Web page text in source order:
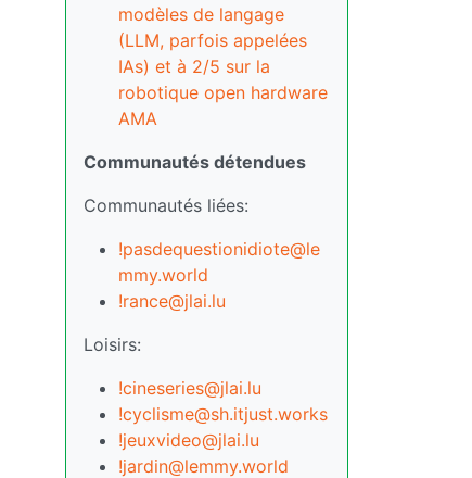
modèles de langage
(LLM, parfois appelées
IAs) et à 2/5 sur la
robotique open hardware
AMA
Communautés détendues
Communautés liées:
!pasdequestionidiote@le
mmy.world
!rance@jlai.lu
Loisirs:
!cineseries@jlai.lu
!cyclisme@sh.itjust.works
!jeuxvideo@jlai.lu
!jardin@lemmy.world